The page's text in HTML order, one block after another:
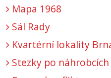
Mapa 1968
Sál Rady
Kvartérní lokality
Stezky po